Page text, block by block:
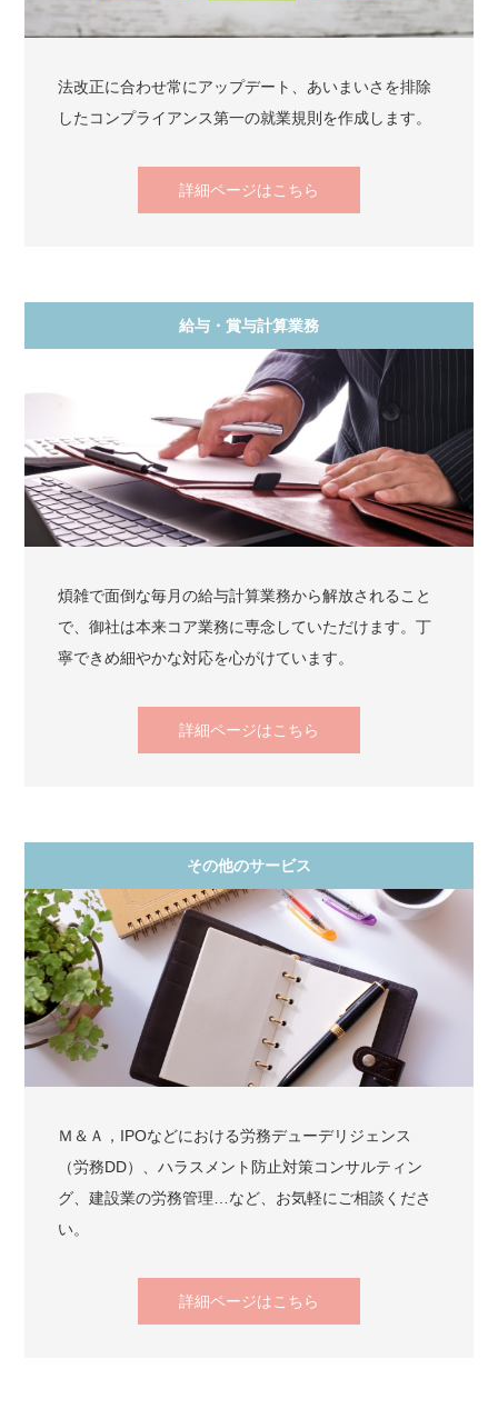
法改正に合わせ常にアップデート、あいまいさを排除
したコンプライアンス第一の就業規則を作成します。
詳細ページはこちら
給与・賞与計算業務
煩雑で面倒な毎月の給与計算業務から解放されること
で、御社は本来コア業務に専念していただけます。丁
寧できめ細やかな対応を心がけています。
詳細ページはこちら
その他のサービス
Ｍ＆Ａ，IPOなどにおける労務デューデリジェンス
（労務DD）、ハラスメント防止対策コンサルティン
グ、建設業の労務管理…など、お気軽にご相談くださ
い。
詳細ページはこちら